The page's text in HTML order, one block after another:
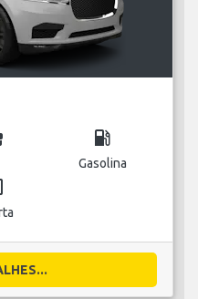
local_gas_station
Gasolina